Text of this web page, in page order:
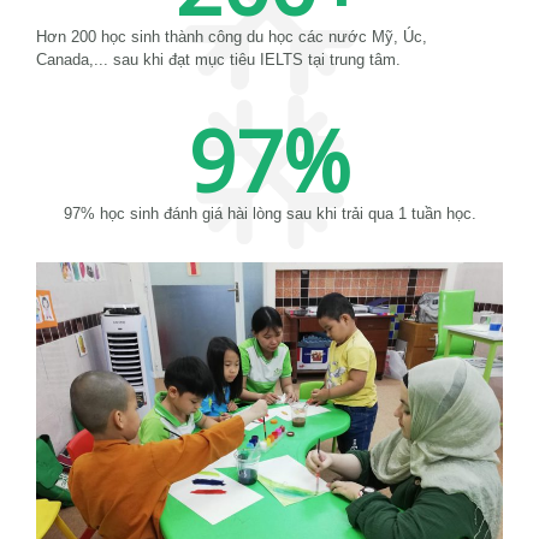
Hơn 200 học sinh thành công du học các nước Mỹ, Úc,
Canada,... sau khi đạt mục tiêu IELTS tại trung tâm.
97% học sinh đánh giá hài lòng sau khi trải qua 1 tuần học.
97%